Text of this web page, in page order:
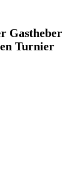
Gastheber
Turnier